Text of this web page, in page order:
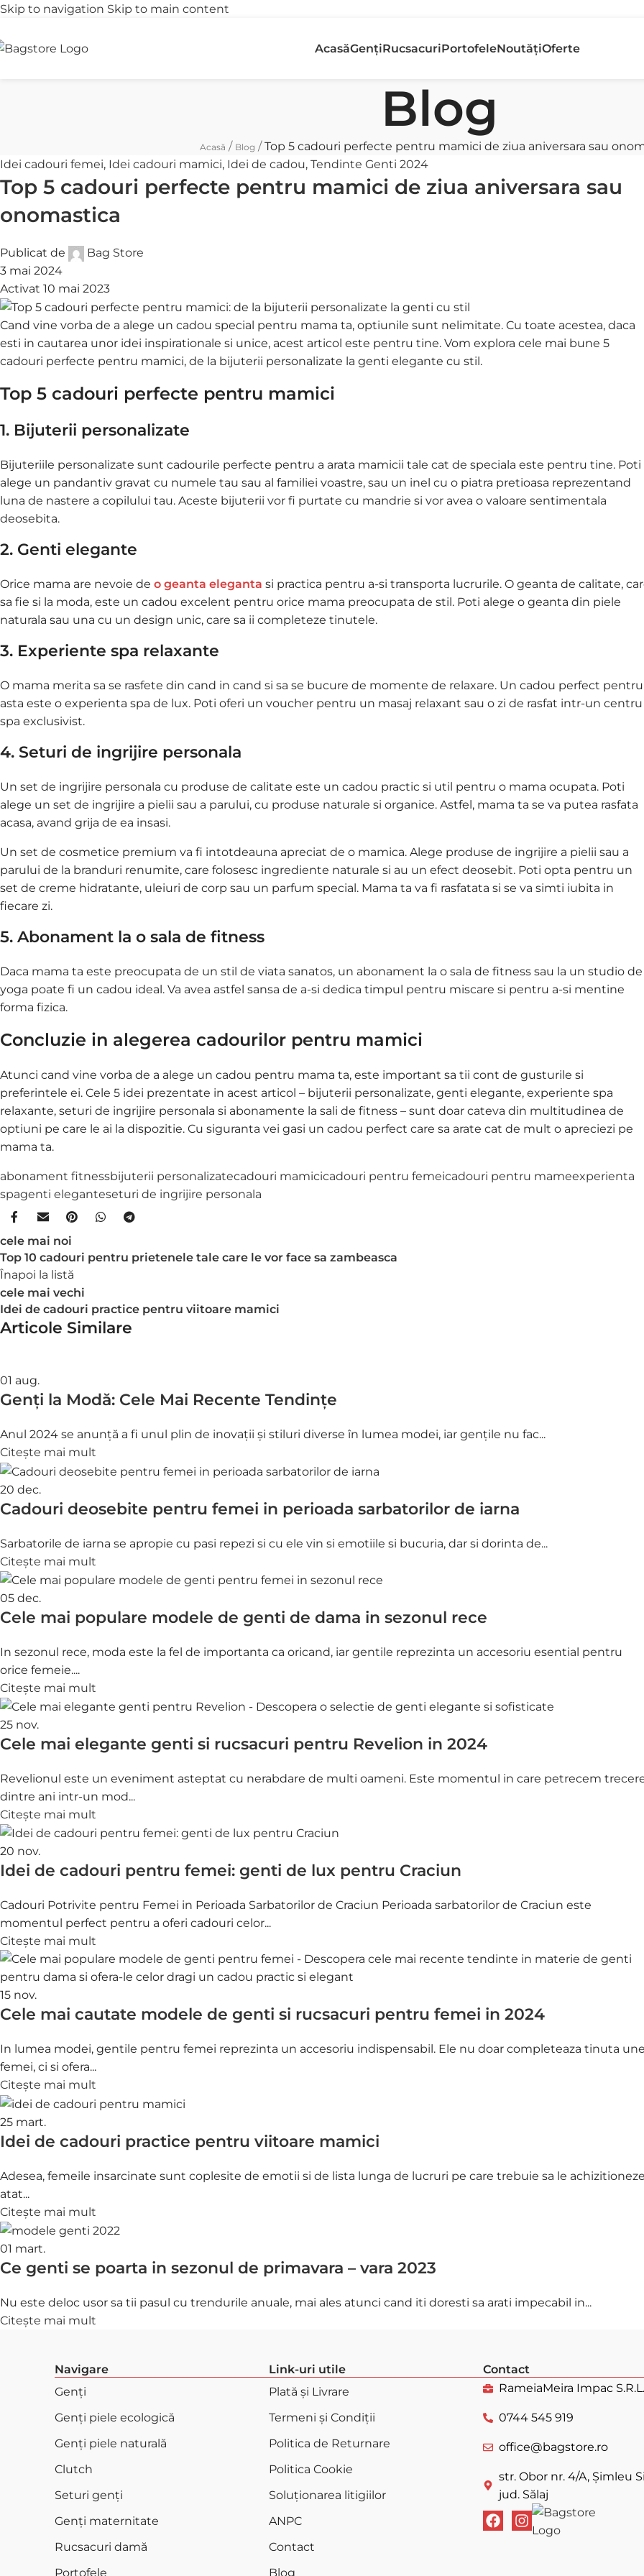
Skip to navigation Skip to main content
peste 250 lei
în 30 de zile
AcasăGențiRucsacuriPortofeleNoutățiOferte
Blog
Acasă / Blog /Top 5 cadouri perfecte pentru mamici de ziua aniversara sau
Idei cadouri femei, Idei cadouri mamici, Idei de cadou, Tendinte Genti 2024
Top 5 cadouri perfecte pentru mamici de ziua aniversara sau
onomastica
Publicat de
Bag Store
3 mai 2024
Activat 10 mai 2023
Cand vine vorba de a alege un cadou special pentru mama ta, optiunile sunt nelimitate. Cu toate acestea, daca
esti in cautarea unor idei inspirationale si unice, acest articol este pentru tine. Vom explora cele mai bune 5
cadouri perfecte pentru mamici, de la bijuterii personalizate la genti elegante cu stil.
Top 5 cadouri perfecte pentru mamici
1. Bijuterii personalizate
Bijuteriile personalizate sunt cadourile perfecte pentru a arata mamicii tale cat de speciala este pentru tine. Poti
alege un pandantiv gravat cu numele tau sau al familiei voastre, sau un inel cu o piatra pretioasa reprezentand
luna de nastere a copilului tau. Aceste bijuterii vor fi purtate cu mandrie si vor avea o valoare sentimentala
deosebita.
2. Genti elegante
Orice mama are nevoie de o geanta eleganta si practica pentru a-si transporta lucrurile. O geanta de calitate,
sa fie si la moda, este un cadou excelent pentru orice mama preocupata de stil. Poti alege o geanta din piele
naturala sau una cu un design unic, care sa ii completeze tinutele.
3. Experiente spa relaxante
O mama merita sa se rasfete din cand in cand si sa se bucure de momente de relaxare. Un cadou perfect pentru
asta este o experienta spa de lux. Poti oferi un voucher pentru un masaj relaxant sau o zi de rasfat intr-un centru
spa exclusivist.
4. Seturi de ingrijire personala
Un set de ingrijire personala cu produse de calitate este un cadou practic si util pentru o mama ocupata. Poti
alege un set de ingrijire a pielii sau a parului, cu produse naturale si organice. Astfel, mama ta se va putea rasfata
acasa, avand grija de ea insasi.
Un set de cosmetice premium va fi intotdeauna apreciat de o mamica. Alege produse de ingrijire a pielii sau a
parului de la branduri renumite, care folosesc ingrediente naturale si au un efect deosebit. Poti opta pentru un
set de creme hidratante, uleiuri de corp sau un parfum special. Mama ta va fi rasfatata si se va simti iubita in
fiecare zi.
5. Abonament la o sala de fitness
Daca mama ta este preocupata de un stil de viata sanatos, un abonament la o sala de fitness sau la un studio de
yoga poate fi un cadou ideal. Va avea astfel sansa de a-si dedica timpul pentru miscare si pentru a-si mentine
forma fizica.
Concluzie in alegerea cadourilor pentru mamici
Atunci cand vine vorba de a alege un cadou pentru mama ta, este important sa tii cont de gusturile si
preferintele ei. Cele 5 idei prezentate in acest articol – bijuterii personalizate, genti elegante, experiente spa
relaxante, seturi de ingrijire personala si abonamente la sali de fitness – sunt doar cateva din multitudinea de
optiuni pe care le ai la dispozitie. Cu siguranta vei gasi un cadou perfect care sa arate cat de mult o apreciezi pe
mama ta.
abonament fitnessbijuterii personalizatecadouri mamicicadouri pentru femeicadouri pentru mameexperienta
spagenti eleganteseturi de ingrijire personala
cele mai noi
Top 10 cadouri pentru prietenele tale care le vor face sa zambeasca
Înapoi la listă
cele mai vechi
Idei de cadouri practice pentru viitoare mamici
Articole Similare
01 aug.
Genți la Modă: Cele Mai Recente Tendințe
Anul 2024 se anunță a fi unul plin de inovații și stiluri diverse în lumea modei, iar gențile nu fac...
Citește mai mult
20 dec.
Cadouri deosebite pentru femei in perioada sarbatorilor de iarna
Sarbatorile de iarna se apropie cu pasi repezi si cu ele vin si emotiile si bucuria, dar si dorinta de...
Citește mai mult
05 dec.
Cele mai populare modele de genti de dama in sezonul rece
In sezonul rece, moda este la fel de importanta ca oricand, iar gentile reprezinta un accesoriu esential pentru
orice femeie....
Citește mai mult
25 nov.
Cele mai elegante genti si rucsacuri pentru Revelion in 2024
Revelionul este un eveniment asteptat cu nerabdare de multi oameni. Este momentul in care petrecem
dintre ani intr-un mod...
Citește mai mult
20 nov.
Idei de cadouri pentru femei: genti de lux pentru Craciun
Cadouri Potrivite pentru Femei in Perioada Sarbatorilor de Craciun Perioada sarbatorilor de Craciun este
momentul perfect pentru a oferi cadouri celor...
Citește mai mult
15 nov.
Cele mai cautate modele de genti si rucsacuri pentru femei in 2024
In lumea modei, gentile pentru femei reprezinta un accesoriu indispensabil. Ele nu doar completeaza tinuta
femei, ci si ofera...
Citește mai mult
25 mart.
Idei de cadouri practice pentru viitoare mamici
Adesea, femeile insarcinate sunt coplesite de emotii si de lista lunga de lucruri pe care trebuie sa le
atat...
Citește mai mult
01 mart.
Ce genti se poarta in sezonul de primavara – vara 2023
Nu este deloc usor sa tii pasul cu trendurile anuale, mai ales atunci cand iti doresti sa arati impecabil in...
Citește mai mult
Navigare
Genți
Genți piele ecologică
Genți piele naturală
Clutch
Seturi genți
Genți maternitate
Rucsacuri damă
Portofele
Link-uri utile
Plată și Livrare
Termeni și Condiții
Politica de Returnare
Politica Cookie
Soluționarea litigiilor
ANPC
Contact
Blog
Contact
RameiaMeira Impac
0744 545 919
office@bagstore.ro
str. Obor nr. 4/A, Șimleu
jud. Sălaj